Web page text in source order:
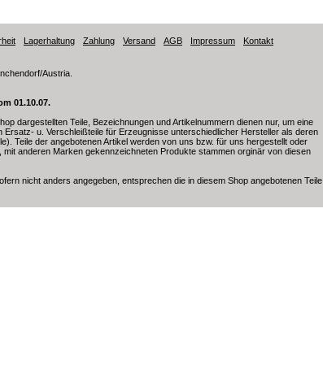
Lagerhaltung Zahlung Versand AGB Impressum Kontakt
Austria.
01.10.07.
dargestellten Teile, Bezeichnungen und Artikelnummern dienen nur, um eine
u. Verschleißteile für Erzeugnisse unterschiedlicher Hersteller als deren
Teile der angebotenen Artikel werden von uns bzw. für uns hergestellt oder
anderen Marken gekennzeichneten Produkte stammen orginär von diesen
nicht anders angegeben, entsprechen die in diesem Shop angebotenen Teile